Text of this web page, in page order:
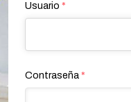
Usuario *
Contraseña *